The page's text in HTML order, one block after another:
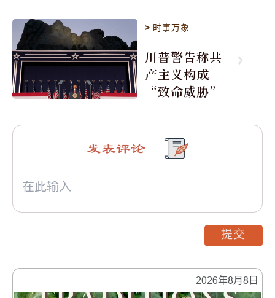
> 时事万象
川普警告称共
产主义构成
“致命威胁”
2026年8月8日
发表评论
提交